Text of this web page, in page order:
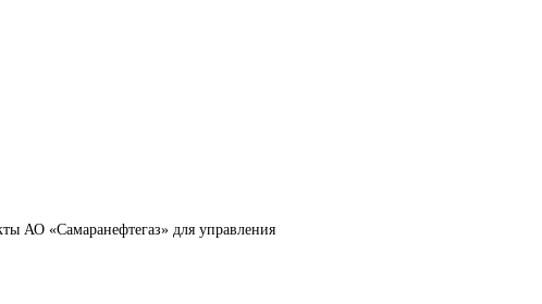
АО «Самаранефтегаз» для управления